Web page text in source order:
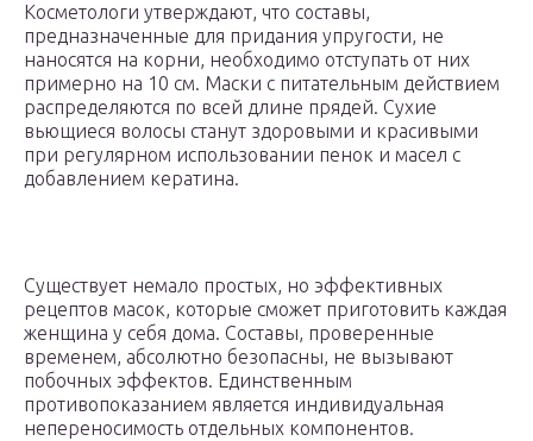
Косметологи утверждают, что составы,
предназначенные для придания упругости, не
наносятся на корни, необходимо отступать от них
примерно на 10 см. Маски с питательным действием
распределяются по всей длине прядей. Сухие
вьющиеся волосы станут здоровыми и красивыми
при регулярном использовании пенок и масел с
добавлением кератина.
Существует немало простых, но эффективных
рецептов масок, которые сможет приготовить каждая
женщина у себя дома. Составы, проверенные
временем, абсолютно безопасны, не вызывают
побочных эффектов. Единственным
противопоказанием является индивидуальная
непереносимость отдельных компонентов.